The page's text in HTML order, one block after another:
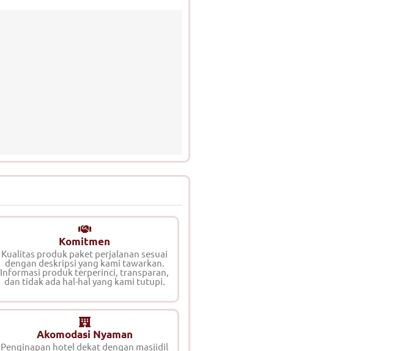
Komitmen
Kualitas produk paket perjalanan sesuai
dengan deskripsi yang kami tawarkan.
Informasi produk terperinci, transparan,
dan tidak ada hal-hal yang kami tutupi.
Akomodasi Nyaman
Penginapan hotel dekat dengan masjidil